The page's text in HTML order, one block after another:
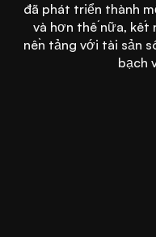
đã phát triển thành
và hơn thế nữa, kết
nền tảng với tài sản
bạch